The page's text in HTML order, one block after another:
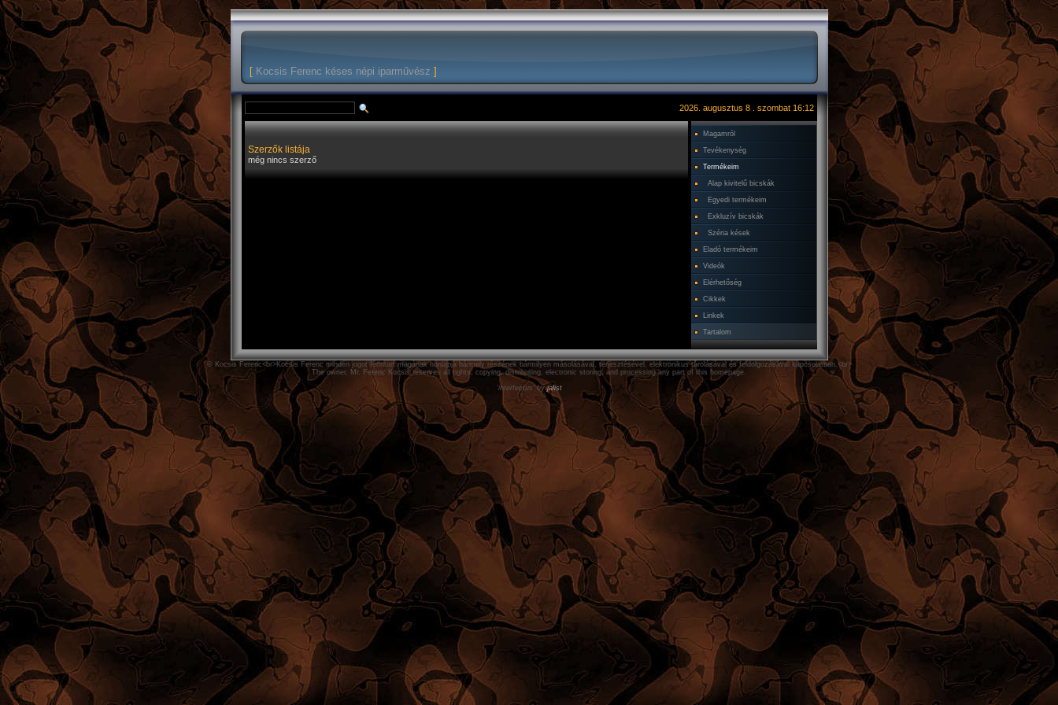
[ Kocsis Ferenc késes népi iparművész ]
2026. augusztus 8 . szombat 16:12
Szerzők listája
még nincs szerző
Magamról
Tevékenység
Termékeim
Alap kivitelű bicskák
Egyedi termékeim
Exkluzív bicskák
Széria kések
Eladó termékeim
Videók
Elérhetőség
Cikkek
Linkek
Tartalom
© Kocsis Ferenc<br>Kocsis Ferenc minden jogot fenntart magának honlapja bármely részének bármilyen másolásával, terjesztésével, elektronikus tárolásával és feldolgozásával kapcsolatban.<br>
The owner, Mr. Ferenc Kocsis reserves all rights, copying, distributing, electronic storing, and processing any part of this homepage.
'interfectus' byjalist